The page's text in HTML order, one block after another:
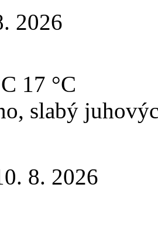
2026
17 °C
slabý
8. 2026